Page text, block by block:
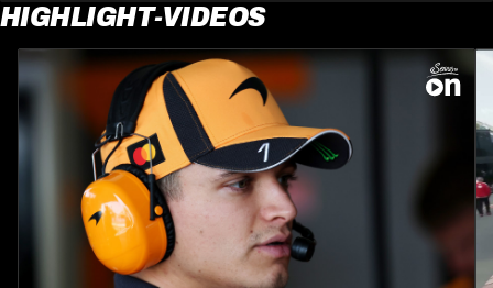
HIGHLIGHT-VIDEOS